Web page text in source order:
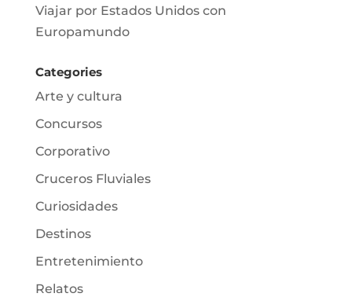
Viajar por Estados Unidos con
Europamundo
Categories
Arte y cultura
Concursos
Corporativo
Cruceros Fluviales
Curiosidades
Destinos
Entretenimiento
Relatos